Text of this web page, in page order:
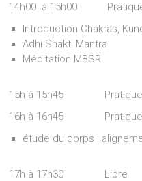
14h00 à 15h00 Pratique
Introduction Chakras,
Adhi Shakti Mantra
Méditation MBSR
15h à 15h45 Pratique
16h à 16h45 Pratique
étude du corps :
17h à 17h30 Libre